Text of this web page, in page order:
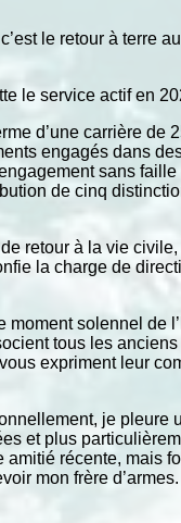
le retour à terre
le service actif en
d’une carrière de
engagés dans
sans
de cinq
retour à la vie
la charge de
moment solennel de
tous les
expriment leur
je pleure
et plus
amitié récente, mais
mon frère d’armes.